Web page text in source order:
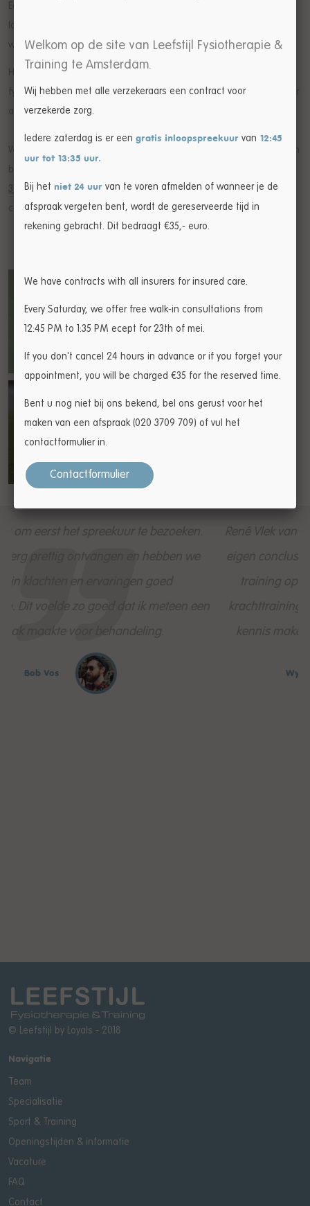
wensen staan centraal!
Heb je bepaalde fysieke klachten die beter te behandelen zijn met
fysiotherapie dan met een sportmassage? Dan geven we dat zeker
aan. Alles om jouw lichaam in topconditie te houden.
3709 709of vul hetcontactformulierin. Dan nemen we snel
contact met je op.
René Vlek van Leefstijl heeft me stap voor stap mijn
Wytske van Zanten
© Leefstijl by Loyals - 2018
Navigatie
Team
Specialisatie
Sport & Training
Openingstijden & informatie
Vacature
FAQ
Contact
Welkom op de site van Leefstijl Fysiotherapie &
Training te Amsterdam.
Wij hebben met alle verzekeraars een contract voor
verzekerde zorg.
Iedere zaterdag is er een gratis inloopspreekuur van 12:45
uur tot 13:35 uur.
Bij het niet 24 uur van te voren afmelden of wanneer je de
afspraak vergeten bent, wordt de gereserveerde tijd in
rekening gebracht. Dit bedraagt €35,- euro.
We have contracts with all insurers for insured care.
Every Saturday, we offer free walk-in consultations from
12:45 PM to 1:35 PM ecept for 23th of mei.
If you don't cancel 24 hours in advance or if you forget your
appointment, you will be charged €35 for the reserved time.
Bent u nog niet bij ons bekend, bel ons gerust voor het
maken van een afspraak (020 3709 709) of vul het
contactformulier in.
Contactformulier